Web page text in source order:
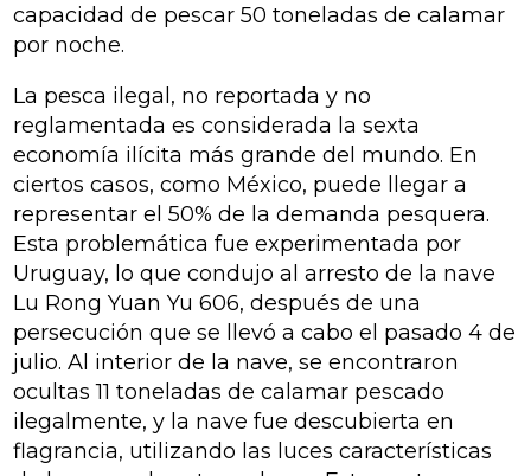
capacidad de pescar 50 toneladas de calamar
por noche.
La pesca ilegal, no reportada y no
reglamentada es considerada la sexta
economía ilícita más grande del mundo. En
ciertos casos, como México, puede llegar a
representar el 50% de la demanda pesquera.
Esta problemática fue experimentada por
Uruguay, lo que condujo al arresto de la nave
Lu Rong Yuan Yu 606, después de una
persecución que se llevó a cabo el pasado 4 de
julio. Al interior de la nave, se encontraron
ocultas 11 toneladas de calamar pescado
ilegalmente, y la nave fue descubierta en
flagrancia, utilizando las luces características